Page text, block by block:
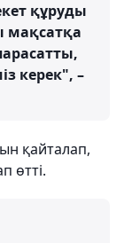
құруды
мақсатқа
керек", –
қайталап,
өтті.